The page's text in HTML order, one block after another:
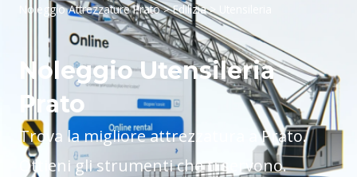
Noleggio Attrezzature Prato>Edilizia> Utensileria
Noleggio Utensileria
Prato
Trova la migliore attrezzatura a Prato.
Ottieni gli strumenti che ti servono.